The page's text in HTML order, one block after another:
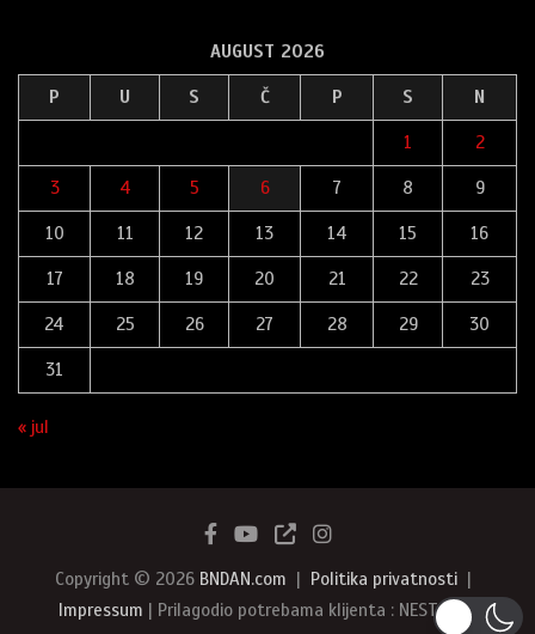
AUGUST 2026
P U S Č P S N
1 2
3 4 5 6 7 8 9
10 11 12 13 14 15 16
17 18 19 20 21 22 23
24 25 26 27 28 29 30
31
« jul
Copyright © 2026 BNDAN.com
Politika privatnosti
Impressum | Prilagodio potrebama klijenta : NEST387